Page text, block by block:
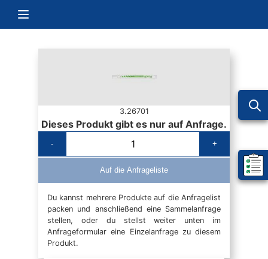
Navigation umschalten
Mein
3.26701
Dieses Produkt gibt es nur auf Anfrage.
- +
Auf die Anfrageliste
Du kannst mehrere Produkte auf die Anfragelist
packen und anschließend eine Sammelanfrage
stellen, oder du stellst weiter unten im
Anfrageformular eine Einzelanfrage zu diesem
Produkt.